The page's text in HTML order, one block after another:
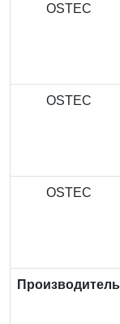
OSTEC
OSTEC
OSTEC
Производитель